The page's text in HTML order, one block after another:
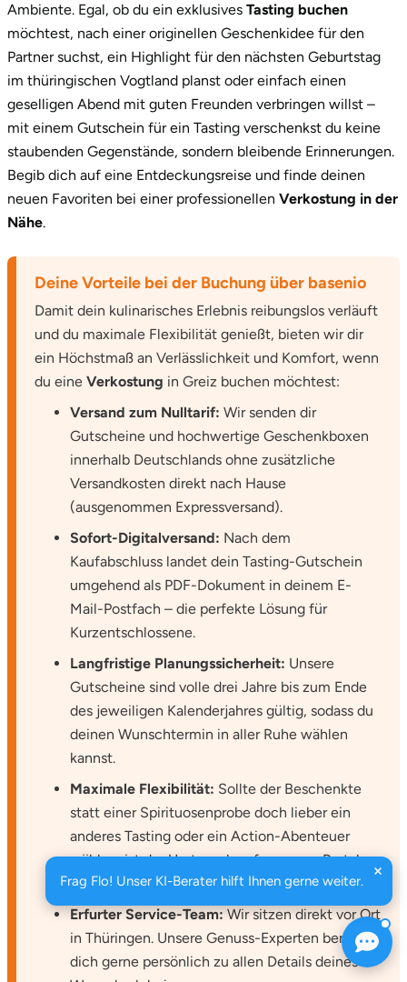
Ambiente. Egal, ob du ein exklusives Tasting buchen
möchtest, nach einer originellen Geschenkidee für den
Partner suchst, ein Highlight für den nächsten Geburtstag
im thüringischen Vogtland planst oder einfach einen
geselligen Abend mit guten Freunden verbringen willst –
mit einem Gutschein für ein Tasting verschenkst du keine
staubenden Gegenstände, sondern bleibende Erinnerungen.
Begib dich auf eine Entdeckungsreise und finde deinen
neuen Favoriten bei einer professionellen Verkostung in der
Nähe.
Deine Vorteile bei der Buchung über basenio
Damit dein kulinarisches Erlebnis reibungslos verläuft
und du maximale Flexibilität genießt, bieten wir dir
ein Höchstmaß an Verlässlichkeit und Komfort, wenn
du eine Verkostung in Greiz buchen möchtest:
Versand zum Nulltarif: Wir senden dir
Gutscheine und hochwertige Geschenkboxen
innerhalb Deutschlands ohne zusätzliche
Versandkosten direkt nach Hause
(ausgenommen Expressversand).
Sofort-Digitalversand: Nach dem
Kaufabschluss landet dein Tasting-Gutschein
umgehend als PDF-Dokument in deinem E-
Mail-Postfach – die perfekte Lösung für
Kurzentschlossene.
Langfristige Planungssicherheit: Unsere
Gutscheine sind volle drei Jahre bis zum Ende
des jeweiligen Kalenderjahres gültig, sodass du
deinen Wunschtermin in aller Ruhe wählen
kannst.
Maximale Flexibilität: Sollte der Beschenkte
statt einer Spirituosenprobe doch lieber ein
anderes Tasting oder ein Action-Abenteuer
wählen, ist der Umtausch auf unserem Portal
jederzeit problemlos möglich.
Erfurter Service-Team:Wir sitzen direkt vor Ort
in Thüringen. Unsere Genuss-Experten beraten
dich gerne persönlich zu allen Details deines
Frag Flo! Unser KI-Berater hilft Ihnen gerne weiter.